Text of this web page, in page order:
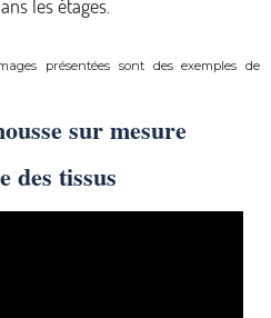
les étages.
présentées sont des exemples de
sur mesure
des tissus